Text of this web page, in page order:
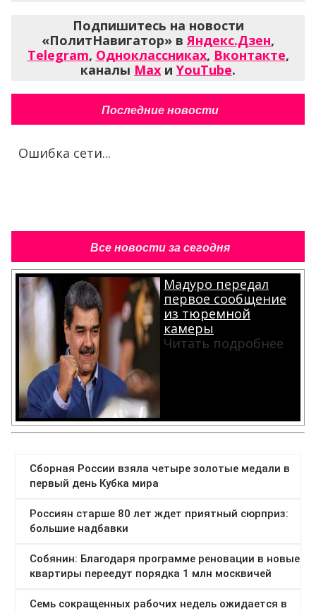
Подпишитесь на новости
«ПолитНавигатор» вЯндекс.Дзен,
Telegram, Одноклассниках, Вконтакте,
каналы Max и YouTube.
Последние новости
Ошибка сети...
Все новости за сегодня
Мадуро передал
первое сообщение
из тюремной
камеры
Читать подробнее